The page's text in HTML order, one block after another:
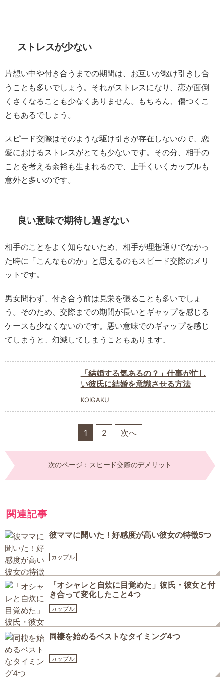
ストレスが少ない
片想い中や付き合うまでの期間は、お互いが駆け引きし合
うことも多いでしょう。それがストレスになり、恋が面倒
くさくなることも少なくありません。もちろん、傷つくこ
ともあるでしょう。
スピード交際はそのような駆け引きが存在しないので、恋
愛におけるストレスがとても少ないです。その分、相手の
ことを考える余裕も生まれるので、上手くいくカップルも
意外と多いのです。
良い意味で期待し過ぎない
相手のことをよく知らないため、相手が理想通りでなかっ
た時に「こんなものか」と思えるのもスピード交際のメリ
ットです。
男女問わず、付き合う前は見栄を張ることも多いでしょ
う。そのため、交際までの期間が長いとギャップを感じる
ケースも少なくないのです。悪い意味でのギャップを感じ
てしまうと、幻滅してしまうこともあります。
「結婚する気あるの？」仕事が忙し
い彼氏に結婚を意識させる方法
KOIGAKU
1 2 次へ
次のページ：スピード交際のデメリット
関連記事
彼ママに聞いた！好感度が高い彼女の特徴5つ
カップル
「オシャレと自炊に目覚めた」彼氏・彼女と付
き合って変化したこと4つ
カップル
同棲を始めるベストなタイミング4つ
カップル